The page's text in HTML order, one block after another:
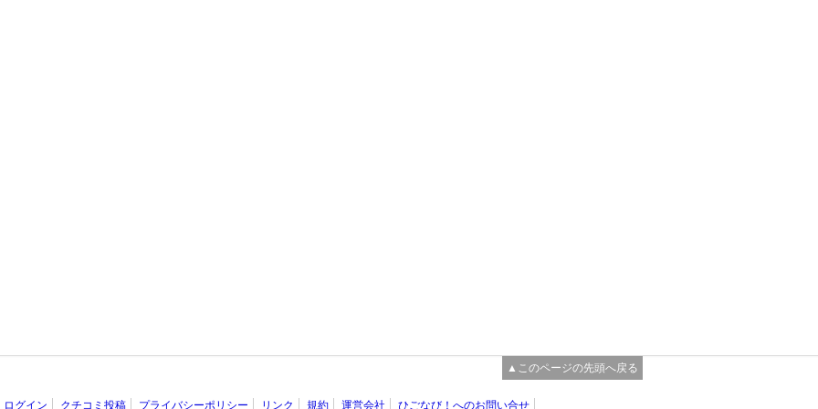
▲このページの先頭へ戻る
ログイン クチコミ投稿 プライバシーポリシー リンク 規約 運営会社 ひごなび！へのお問い合せ